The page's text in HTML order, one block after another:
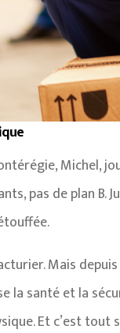
Michel,
pas de plan B.
Mais
la santé et la
Et c’est tout